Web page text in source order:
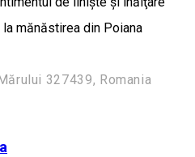
mănăstirea din Poiana
327439, Romania